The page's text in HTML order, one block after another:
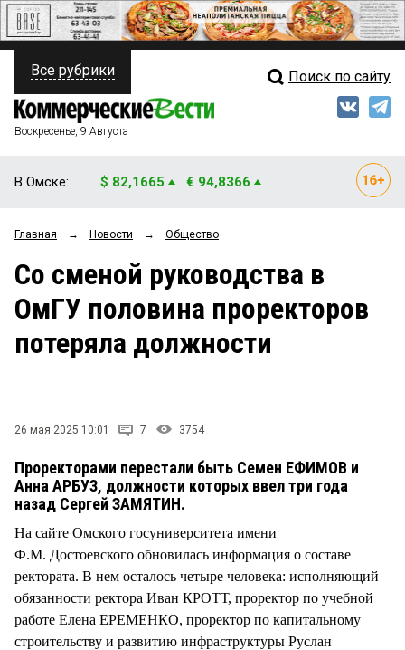
ПОЛИТИКА
ФИНАНСЫ
ОБЩЕСТВО
ЗАКОН
Свежий выпуск
Рейтинги
Блоги
Архив
Все рубрики Поиск по сайту
Воскресенье, 9 Августа
В Омске: $ 82,1665 € 94,8366
Главная → Новости → Общество
Со сменой руководства в
ОмГУ половина проректоров
потеряла должности
26 мая 2025 10:01 7 3754
Проректорами перестали быть Семен ЕФИМОВ и
Анна АРБУЗ, должности которых ввел три года
назад Сергей ЗАМЯТИН.
На сайте Омского госуниверситета имени
Ф.М. Достоевского обновилась информация о составе
ректората. В нем осталось четыре человека: исполняющий
обязанности ректора Иван КРОТТ, проректор по учебной
работе Елена ЕРЕМЕНКО, проректор по капитальному
строительству и развитию инфраструктуры Руслан